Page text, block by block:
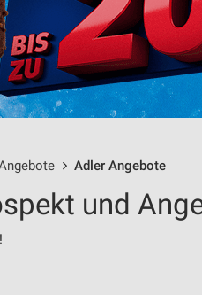
Adler Angebote
und